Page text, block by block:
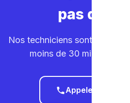
pas de
Nos techniciens sont sur la
moins de 30 minutes
Appeler le 0465